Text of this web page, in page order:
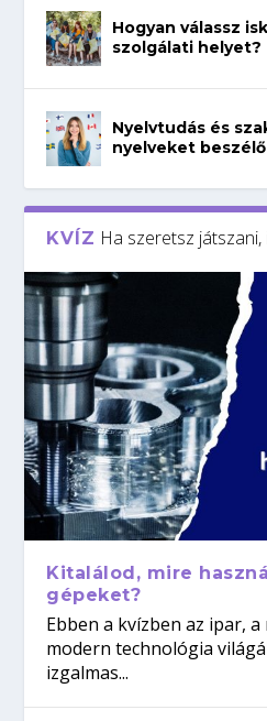
Hogyan válassz
szolgálati helyet?
Nyelvtudás és
nyelveket
KVÍZ Ha szeretsz játszani,
Kitalálod, mire
gépeket?
Ebben a kvízben az ipar,
modern technológia
izgalmas...